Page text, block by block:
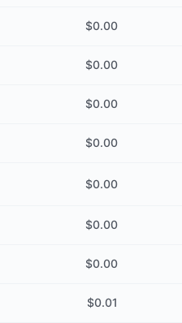
$0.00
$0.00
$0.00
$0.00
$0.00
$0.00
$0.00
$0.01